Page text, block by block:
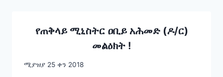
የጠቅላይ ሚኒስትር ዐቢይ አሕመድ (ዶ/ር)
መልዕክት !
ሚያዝያ 25 ቀን 2018